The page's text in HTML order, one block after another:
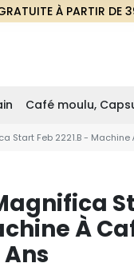
À PARTIR DE
Café moulu,
Start Feb 2221.B -
À